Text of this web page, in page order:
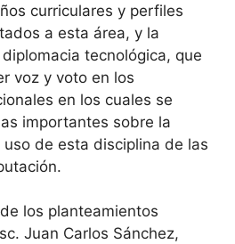
curriculares y perfiles
a esta área, y la
tecnológica, que
voz y voto en los
en los cuales se
importantes sobre la
de esta disciplina de las
los planteamientos
Juan Carlos Sánchez,